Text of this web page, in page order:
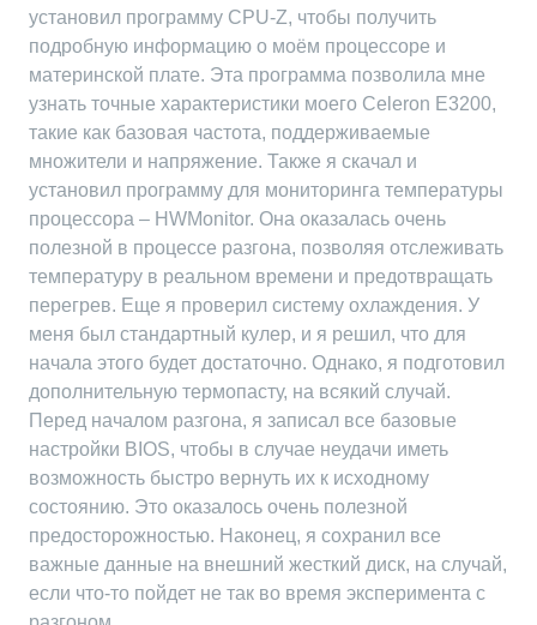
установил программу CPU-Z, чтобы получить
подробную информацию о моём процессоре и
материнской плате. Эта программа позволила мне
узнать точные характеристики моего Celeron E3200,
такие как базовая частота, поддерживаемые
множители и напряжение. Также я скачал и
установил программу для мониторинга температуры
процессора – HWMonitor. Она оказалась очень
полезной в процессе разгона, позволяя отслеживать
температуру в реальном времени и предотвращать
перегрев. Еще я проверил систему охлаждения. У
меня был стандартный кулер, и я решил, что для
начала этого будет достаточно. Однако, я подготовил
дополнительную термопасту, на всякий случай.
Перед началом разгона, я записал все базовые
настройки BIOS, чтобы в случае неудачи иметь
возможность быстро вернуть их к исходному
состоянию. Это оказалось очень полезной
предосторожностью. Наконец, я сохранил все
важные данные на внешний жесткий диск, на случай,
если что-то пойдет не так во время эксперимента с